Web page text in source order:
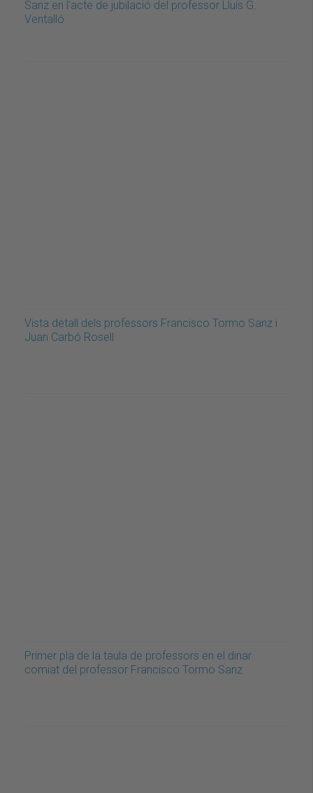
Sanz en l'acte de jubilació del professor Lluís G.
Ventalló
Vista detall dels professors Francisco Tormo Sanz i
Juan Carbó Rosell
Primer pla de la taula de professors en el dinar
comiat del professor Francisco Tormo Sanz